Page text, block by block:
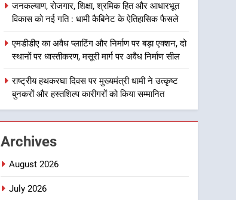
दिल्ली-देहरादून आर्थिक कॉरिडोर
से जुड़ी 12 किमी ग्रीनफील्ड
बाईपास परियोजना का डीएम ने
किया निरीक्षण; समयबद्ध एवं
करने के निर्देश, सुरक्षा मानकों से
कोई समझौता नहींः डीएम
उत्तराखण्ड
खेल महाकुंभ 2026ः 01 सितंबर
से सजेगा मुख्यमंत्री चौम्पियनशिप
राज्य स्तर तक होगा प्रतिभा का
उत्तराखण्ड
जनकल्याण, रोजगार, शिक्षा, श्रमिक हित और आधारभूत
विकास को नई गति : धामी कैबिनेट के ऐतिहासिक फैसले
एमडीडीए का अवैध प्लाटिंग और निर्माण पर बड़ा एक्शन, दो
स्थानों पर ध्वस्तीकरण, मसूरी मार्ग पर अवैध निर्माण सील
राष्ट्रीय हथकरघा दिवस पर मुख्यमंत्री धामी ने उत्कृष्ट
बुनकरों और हस्तशिल्प कारीगरों को किया सम्मानित
Archives
August 2026
July 2026